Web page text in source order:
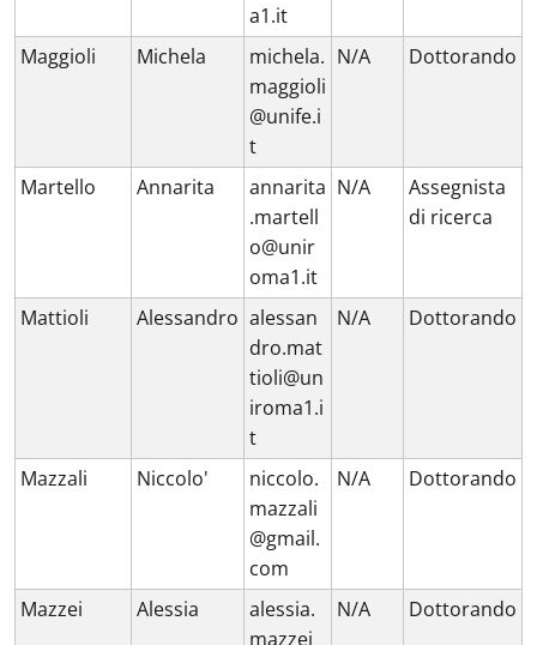
a1.it
Maggioli Michela
michela.
maggioli
@unife.i
t
N/A Dottorando
Martello Annarita
annarita
.martell
o@unir
oma1.it
N/A
Assegnista
di ricerca
Mattioli Alessandro alessan
dro.mat
tioli@un
iroma1.i
t
N/A Dottorando
Mazzali Niccolo'
niccolo.
mazzali
@gmail.
com
N/A Dottorando
Mazzei Alessia
alessia.
mazzei
N/A Dottorando